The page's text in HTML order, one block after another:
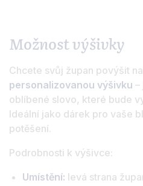
Možnost výšivky
Chcete svůj župan povýšit
personalizovanou výšivku –
oblíbené slovo, které bude
Ideální jako dárek pro vaše
potěšení.
Podrobnosti k výšivce:
Umístění: levá strana